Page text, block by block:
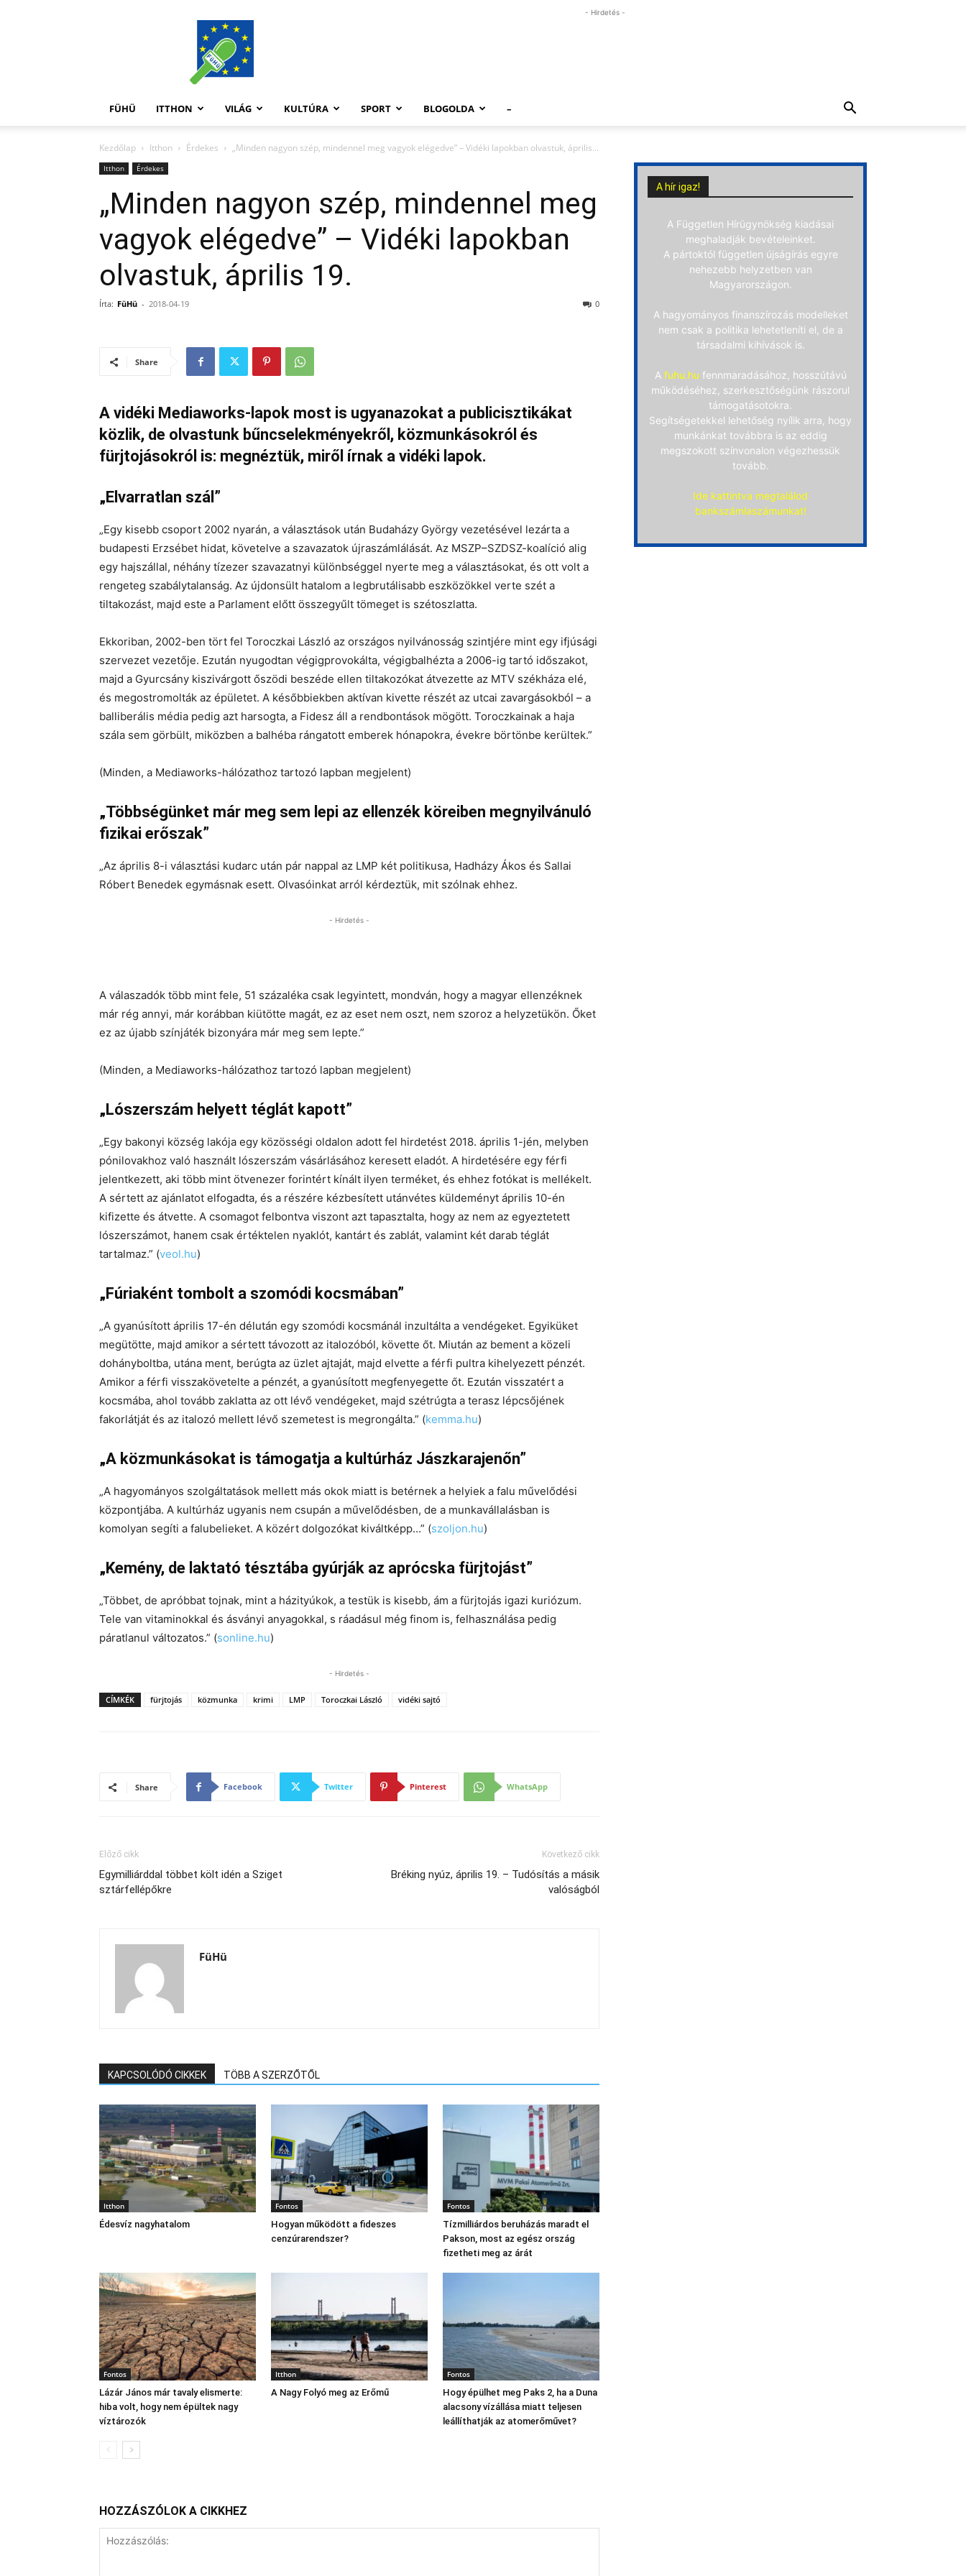
FüHü
- Hirdetés -
FÜHÜ ITTHON VILÁG KULTÚRA SPORT BLOGOLDA –
Kezdőlap Itthon Érdekes „Minden nagyon szép, mindennel meg vagyok elégedve” – Vidéki lapokban olvastuk, április...
Itthon Érdekes
„Minden nagyon szép, mindennel meg
vagyok elégedve” – Vidéki lapokban
olvastuk, április 19.
Írta: FüHü - 2018-04-19 0
Share
A vidéki Mediaworks-lapok most is ugyanazokat a publicisztikákat
közlik, de olvastunk bűncselekményekről, közmunkásokról és
fürjtojásokról is: megnéztük, miről írnak a vidéki lapok.
„Elvarratlan szál”
„Egy kisebb csoport 2002 nyarán, a választások után Budaházy György vezetésével lezárta a
budapesti Erzsébet hidat, követelve a szavazatok újraszámlálását. Az MSZP–SZDSZ-koalíció alig
egy hajszállal, néhány tízezer szavazatnyi különbséggel nyerte meg a választásokat, és ott volt a
rengeteg szabálytalanság. Az újdonsült hatalom a legbrutálisabb eszközökkel verte szét a
tiltakozást, majd este a Parlament előtt összegyűlt tömeget is szétoszlatta.
Ekkoriban, 2002-ben tört fel Toroczkai László az országos nyilvánosság szintjére mint egy ifjúsági
szervezet vezetője. Ezután nyugodtan végigprovokálta, végigbalhézta a 2006-ig tartó időszakot,
majd a Gyurcsány kiszivárgott őszödi beszéde ellen tiltakozókat átvezette az MTV székháza elé,
és megostromolták az épületet. A későbbiekben aktívan kivette részét az utcai zavargásokból – a
balliberális média pedig azt harsogta, a Fidesz áll a rendbontások mögött. Toroczkainak a haja
szála sem görbült, miközben a balhéba rángatott emberek hónapokra, évekre börtönbe kerültek.”
(Minden, a Mediaworks-hálózathoz tartozó lapban megjelent)
„Többségünket már meg sem lepi az ellenzék köreiben megnyilvánuló
fizikai erőszak”
„Az április 8-i választási kudarc után pár nappal az LMP két politikusa, Hadházy Ákos és Sallai
Róbert Benedek egymásnak esett. Olvasóinkat arról kérdeztük, mit szólnak ehhez.
- Hirdetés -
A válaszadók több mint fele, 51 százaléka csak legyintett, mondván, hogy a magyar ellenzéknek
már rég annyi, már korábban kiütötte magát, ez az eset nem oszt, nem szoroz a helyzetükön. Őket
ez az újabb színjáték bizonyára már meg sem lepte.”
(Minden, a Mediaworks-hálózathoz tartozó lapban megjelent)
„Lószerszám helyett téglát kapott”
„Egy bakonyi község lakója egy közösségi oldalon adott fel hirdetést 2018. április 1-jén, melyben
pónilovakhoz való használt lószerszám vásárlásához keresett eladót. A hirdetésére egy férfi
jelentkezett, aki több mint ötvenezer forintért kínált ilyen terméket, és ehhez fotókat is mellékelt.
A sértett az ajánlatot elfogadta, és a részére kézbesített utánvétes küldeményt április 10-én
kifizette és átvette. A csomagot felbontva viszont azt tapasztalta, hogy az nem az egyeztetett
lószerszámot, hanem csak értéktelen nyaklót, kantárt és zablát, valamint két darab téglát
tartalmaz.” (veol.hu)
„Fúriaként tombolt a szomódi kocsmában”
„A gyanúsított április 17-én délután egy szomódi kocsmánál inzultálta a vendégeket. Egyiküket
megütötte, majd amikor a sértett távozott az italozóból, követte őt. Miután az bement a közeli
dohányboltba, utána ment, berúgta az üzlet ajtaját, majd elvette a férfi pultra kihelyezett pénzét.
Amikor a férfi visszakövetelte a pénzét, a gyanúsított megfenyegette őt. Ezután visszatért a
kocsmába, ahol tovább zaklatta az ott lévő vendégeket, majd szétrúgta a terasz lépcsőjének
fakorlátját és az italozó mellett lévő szemetest is megrongálta.” (kemma.hu)
„A közmunkásokat is támogatja a kultúrház Jászkarajenőn”
„A hagyományos szolgáltatások mellett más okok miatt is betérnek a helyiek a falu művelődési
központjába. A kultúrház ugyanis nem csupán a művelődésben, de a munkavállalásban is
komolyan segíti a falubelieket. A közért dolgozókat kiváltképp…” (szoljon.hu)
„Kemény, de laktató tésztába gyúrják az aprócska fürjtojást”
„Többet, de apróbbat tojnak, mint a házityúkok, a testük is kisebb, ám a fürjtojás igazi kuriózum.
Tele van vitaminokkal és ásványi anyagokkal, s ráadásul még finom is, felhasználása pedig
páratlanul változatos.” (sonline.hu)
- Hirdetés -
CÍMKÉK fürjtojás közmunka krimi LMP Toroczkai László vidéki sajtó
Share Facebook Twitter Pinterest WhatsApp
Előző cikk
Egymilliárddal többet költ idén a Sziget
sztárfellépőkre
Következő cikk
Bréking nyúz, április 19. – Tudósítás a másik
valóságból
FüHü
KAPCSOLÓDÓ CIKKEK TÖBB A SZERZŐTŐL
Itthon
Édesvíz nagyhatalom
Fontos
Hogyan működött a fideszes
cenzúrarendszer?
Fontos
Tízmilliárdos beruházás maradt el
Pakson, most az egész ország
fizetheti meg az árát
Fontos
Lázár János már tavaly elismerte:
hiba volt, hogy nem épültek nagy
víztározók
Itthon
A Nagy Folyó meg az Erőmű
Fontos
Hogy épülhet meg Paks 2, ha a Duna
alacsony vízállása miatt teljesen
leállíthatják az atomerőművet?
HOZZÁSZÓLOK A CIKKHEZ
A hír igaz!
A Független Hírügynökség kiadásai
meghaladják bevételeinket.
A pártoktól független újságírás egyre
nehezebb helyzetben van
Magyarországon.
A hagyományos finanszírozás modelleket
nem csak a politika lehetetleníti el, de a
társadalmi kihívások is.
A fuhu.hu fennmaradásához, hosszútávú
működéséhez, szerkesztőségünk rászorul
támogatásotokra.
Segítségetekkel lehetőség nyílik arra, hogy
munkánkat továbbra is az eddig
megszokott színvonalon végezhessük
tovább.
Ide kattintva megtalálod
bankszámlaszámunkat!